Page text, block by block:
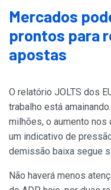
Mercados
prontos para
apostas
O relatório JOLTS dos
trabalho está
milhões, o aumento nos
um indicativo de
demissão baixa segue
Não haverá menos